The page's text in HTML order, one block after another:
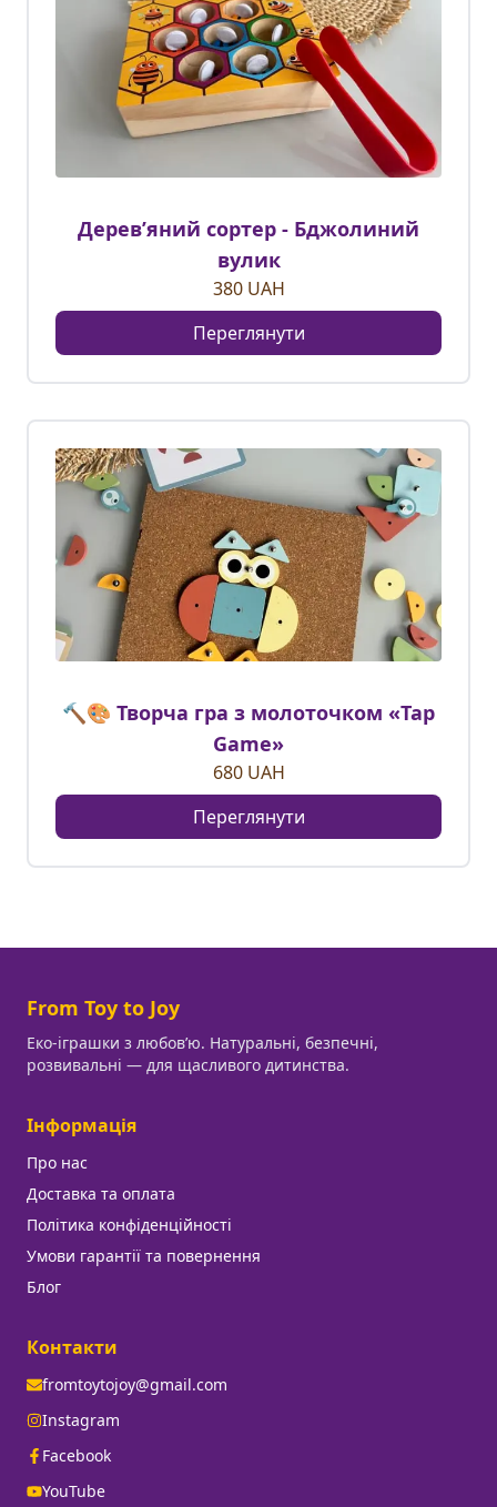
Деревʼяний сортер - Бджолиний
вулик
380UAH
Переглянути
🔨🎨 Творча гра з молоточком «Tap
Game»
680UAH
Переглянути
From Toy to Joy
Еко-іграшки з любовʼю. Натуральні, безпечні,
розвивальні — для щасливого дитинства.
Інформація
Про нас
Доставка та оплата
Політика конфіденційності
Умови гарантії та повернення
Блог
Контакти
fromtoytojoy@gmail.com
Instagram
Facebook
YouTube